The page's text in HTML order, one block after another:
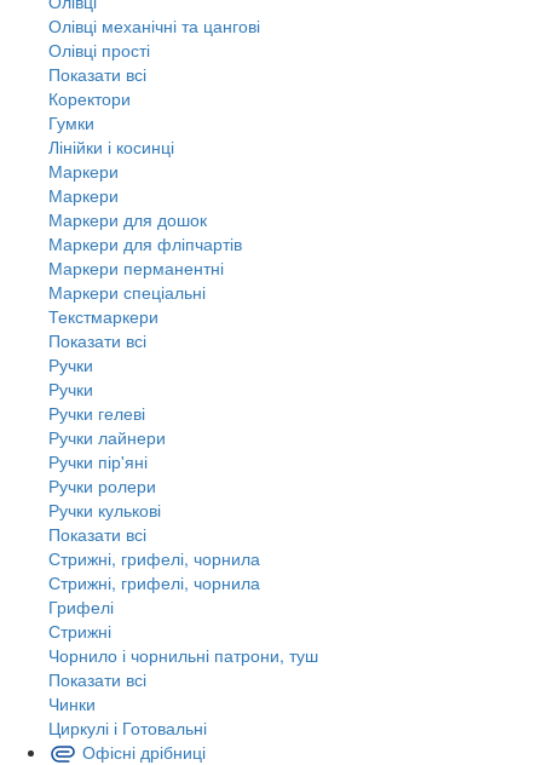
Олівці механічні та цангові
Олівці прості
Показати всі
Коректори
Гумки
Лінійки і косинці
Маркери
Маркери
Маркери для дошок
Маркери для фліпчартів
Маркери перманентні
Маркери спеціальні
Текстмаркери
Показати всі
Ручки
Ручки
Ручки гелеві
Ручки лайнери
Ручки пір'яні
Ручки ролери
Ручки кулькові
Показати всі
Стрижні, грифелі, чорнила
Стрижні, грифелі, чорнила
Грифелі
Стрижні
Чорнило і чорнильні патрони, туш
Показати всі
Чинки
Циркулі і Готовальні
Офісні дрібниці